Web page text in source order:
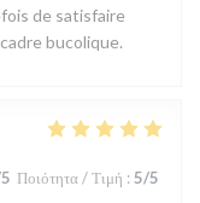
de satisfaire
bucolique.
Ποιότητα / Τιμή : 5/5